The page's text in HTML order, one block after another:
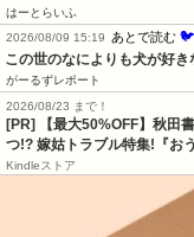
はーとらいふ
2026/08/09 15:19
あとで読む
この世のなによりも犬が好
がーるずレポート
2026/08/23 まで！
[PR] 【最大50%OFF】秋田
つ!? 嫁姑トラブル特集!『お
Kindleストア